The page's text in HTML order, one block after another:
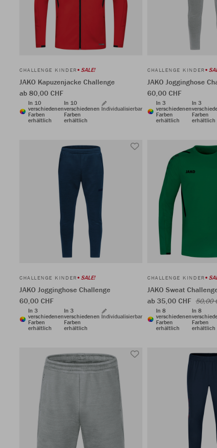
CHALLENGE KINDER SALE!
JAKO Kapuzenjacke Challenge
ab 80,00 CHF
In 10
verschiedenen
Farben
erhältlich
In 10
verschiedenen
Farben
erhältlich
Individualisierbar
CHALLENGE KINDER
JAKO Jogginghose
60,00 CHF
In 3
verschiedenen
Farben
erhältlich
In 3
Farben
erhältlich
CHALLENGE KINDER SALE!
JAKO Jogginghose Challenge
60,00 CHF
In 3
verschiedenen
Farben
erhältlich
In 3
verschiedenen
Farben
erhältlich
Individualisierbar
CHALLENGE KINDER
JAKO Sweat
ab 35,00 CHF 50,00
In 8
verschiedenen
Farben
erhältlich
In 8
Farben
erhältlich